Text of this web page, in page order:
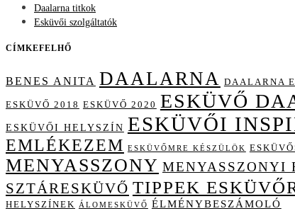
Daalarna titkok
Esküvői szolgáltatók
CÍMKEFELHŐ
BENES ANITA DAALARNA DAALARNA
ESKÜVŐ 2018 ESKÜVŐ 2020 ESKÜVŐ
ESKÜVŐI HELYSZÍN ESKÜVŐI
EMLÉKEZEM ESKÜVŐMRE KÉSZÜLÖK
MENYASSZONY MENYASSZONYI
SZTÁRESKÜVŐ TIPPEK
HELYSZÍNEK
ÁLOMESKÜVŐ ÉLMÉNYBESZÁMOLÓ